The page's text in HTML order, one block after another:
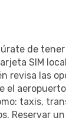
de
SIM
revisa las
el
taxis,
Reservar